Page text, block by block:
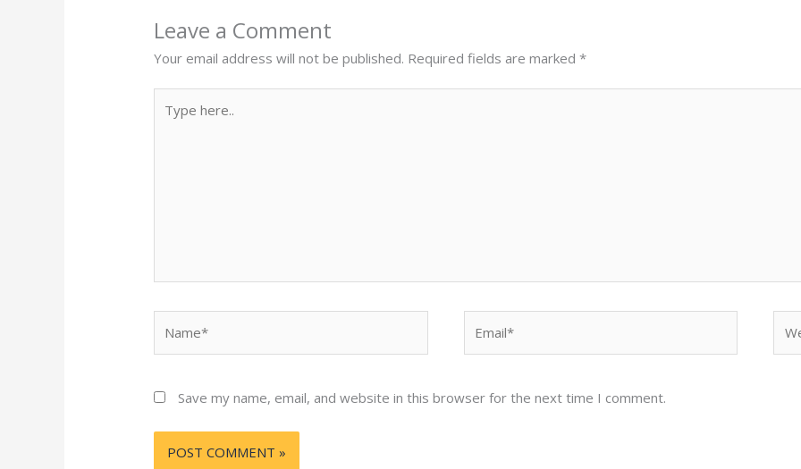
Leave a Comment
Your email address will not be published. Required fields are marked*
here..
Save my name, email, and website in this browser for the next time I comment.